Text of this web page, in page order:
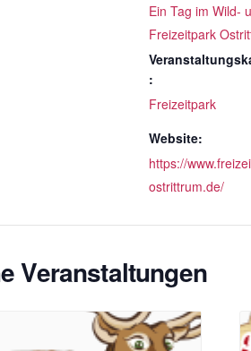
Ein Tag im Wild-
Freizeitpark
:
Freizeitpark
Website:
https://
ostrittrum.de/
Veranstaltungen